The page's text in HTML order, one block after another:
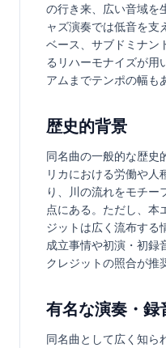
の行き来、広い音域を
ャズ演奏では低音を支
ベース、サブドミナン
るリハーモナイズが用
アムまでテンポの幅も
歴史的背景
同名曲の一般的な歴史
リカにおける労働や人
り、川の流れをモチー
点にある。ただし、本
ジットは広く流布する
成立事情や初演・初録
クレジットの照合が推
有名な演奏・録
同名曲として広く知ら